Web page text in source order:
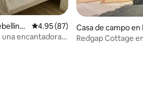
Calificación promedio: 4.95 de
4.95 (87)
encantadora
Casa de campo
ce
Redgap Cottage